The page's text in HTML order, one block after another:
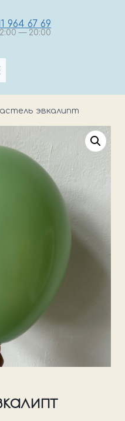
964 67 69
— 20:00
эвкалипт